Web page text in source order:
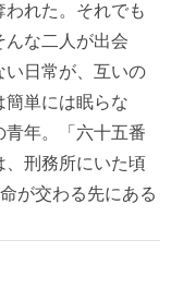
れた。それでも
んな二人が出会
い日常が、互いの
簡単には眠らな
青年。「六十五番
、刑務所にいた頃
が交わる先にある